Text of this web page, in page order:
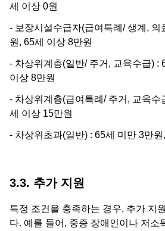
세 이상 0원
- 보장시설수급자(급여특례/ 생계, 의
원, 65세 이상 8만원
- 차상위계층(일반/ 주거, 교육수급) :
이상 8만원
- 차상위계층(급여특례/ 주거, 교육수
세 이상 15만원
- 차상위초과(일반) : 65세 미만 3만
3.3. 추가 지원
특정 조건을 충족하는 경우, 추가 지
다. 예를 들어, 중증 장애인이나 저소